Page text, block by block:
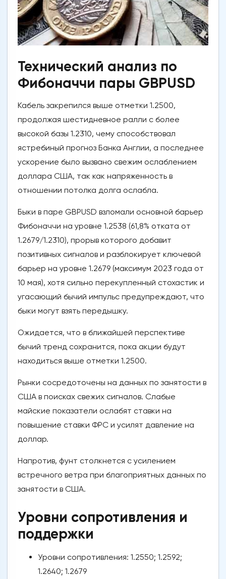
Технический анализ по
Фибоначчи пары GBPUSD
Кабель закрепился выше отметки 1.2500,
продолжая шестидневное ралли с более
высокой базы 1.2310, чему способствовал
ястребиный прогноз Банка Англии, а последнее
ускорение было вызвано свежим ослаблением
доллара США, так как напряженность в
отношении потолка долга ослабла.
Быки в паре GBPUSD взломали основной барьер
Фибоначчи на уровне 1.2538 (61,8% отката от
1.2679/1.2310), прорыв которого добавит
позитивных сигналов и разблокирует ключевой
барьер на уровне 1.2679 (максимум 2023 года от
10 мая), хотя сильно перекупленный стохастик и
угасающий бычий импульс предупреждают, что
быки могут взять передышку.
Ожидается, что в ближайшей перспективе
бычий тренд сохранится, пока акции будут
находиться выше отметки 1.2500.
Рынки сосредоточены на данных по занятости в
США в поисках свежих сигналов. Слабые
майские показатели ослабят ставки на
повышение ставки ФРС и усилят давление на
доллар.
Напротив, фунт столкнется с усилением
встречного ветра при благоприятных данных по
занятости в США.
Уровни сопротивления и
поддержки
Уровни сопротивления: 1.2550; 1.2592;
1.2640; 1.2679